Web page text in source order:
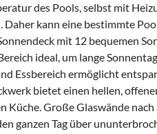
des Pools, selbst mit
Daher kann eine bestimmte
mit 12 bequemen
ideal, um lange
Essbereich ermöglicht
bietet einen hellen,
Küche. Große Glaswände
ganzen Tag über